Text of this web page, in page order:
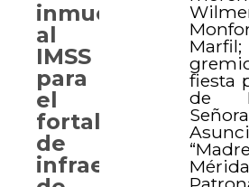
fiesta
de
inmuebles
al
IMSS
para
el
fortalecimiento
de
infraestructura